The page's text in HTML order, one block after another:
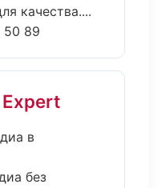
качества....
50 89
в
без